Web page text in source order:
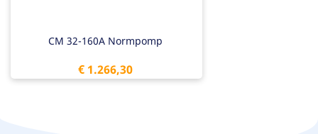
CM 32-160A Normpomp
Prijs
€ 1.266,30